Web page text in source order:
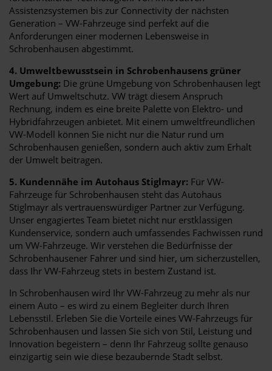
Assistenzsystemen bis zur Connectivity der nächsten
Generation – VW-Fahrzeuge sind perfekt auf die
Anforderungen einer modernen Lebensweise in
Schrobenhausen abgestimmt.
4. Umweltbewusstsein in Schrobenhausens grüner
Umgebung: Die grüne Umgebung von Schrobenhausen legt
Wert auf Umweltschutz. VW trägt diesem Anspruch
Rechnung, indem es eine breite Palette von Elektro- und
Hybridfahrzeugen anbietet. Mit einem umweltfreundlichen
VW-Modell können Sie nicht nur die Natur rund um
Schrobenhausen genießen, sondern auch aktiv zum Erhalt
der Umwelt beitragen.
5. Kundennähe im Autohaus Stiglmayr: Für VW-
Fahrzeuge für Schrobenhausen steht das Autohaus
Stiglmayr als vertrauenswürdiger Partner zur Verfügung.
Unser engagiertes Team bietet nicht nur erstklassigen
Kundenservice, sondern auch umfassendes Fachwissen rund
um VW-Fahrzeuge. Wir verstehen die Bedürfnisse der
Schrobenhausener Fahrer und sind hier, um sicherzustellen,
dass Ihr VW-Fahrzeug stets in bestem Zustand ist.
In Schrobenhausen wird Ihr VW-Fahrzeug zu mehr als nur
einem Auto – es wird zu einem Begleiter durch Ihren
Lebensstil. Erleben Sie die Vorteile eines VW-Fahrzeugs für
Schrobenhausen und lassen Sie sich von Stil, Leistung und
Innovation begeistern – denn Ihr Fahrzeug sollte genauso
einzigartig sein wie diese bezaubernde Stadt selbst.